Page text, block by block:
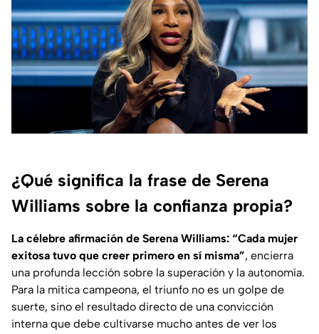
¿Qué significa la frase de Serena
Williams sobre la confianza propia?
La célebre afirmación de Serena Williams: “Cada mujer
exitosa tuvo que creer primero en sí misma”, encierra
una profunda lección sobre la superación y la autonomía.
Para la mítica campeona, el triunfo no es un golpe de
suerte, sino el resultado directo de una convicción
interna que debe cultivarse mucho antes de ver los